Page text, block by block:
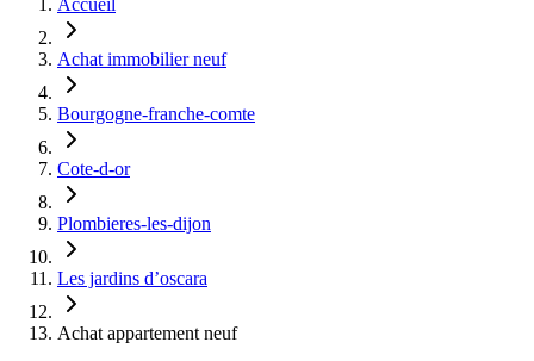
Achat immobilier neuf
Bourgogne-franche-comte
Cote-d-or
Plombieres-les-dijon
Les jardins d’oscara
Achat appartement neuf